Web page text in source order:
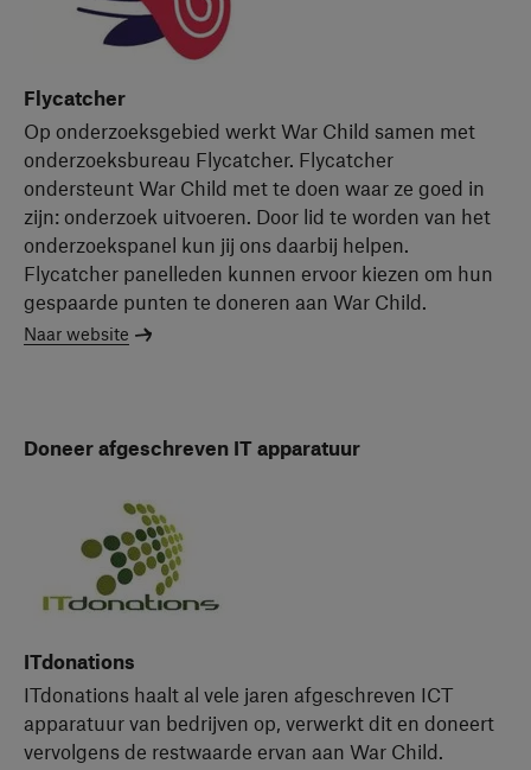
Flycatcher
Op onderzoeksgebied werkt War Child samen met
onderzoeksbureau Flycatcher. Flycatcher
ondersteunt War Child met te doen waar ze goed in
zijn: onderzoek uitvoeren. Door lid te worden van het
onderzoekspanel kun jij ons daarbij helpen.
Flycatcher panelleden kunnen ervoor kiezen om hun
gespaarde punten te doneren aan War Child.
Naar website
Doneer afgeschreven IT apparatuur
ITdonations
ITdonations haalt al vele jaren afgeschreven ICT
apparatuur van bedrijven op, verwerkt dit en doneert
vervolgens de restwaarde ervan aan War Child.